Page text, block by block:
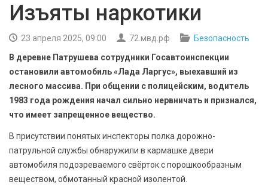
КУЛЬТУРА
АРХИВ PDF
Изъяты наркотики
23 апреля 2025, 09:00 72.мвд.рф
Безопасность
В деревне Патрушева сотрудники Госавтоинспекции
остановили автомобиль «Лада Ларгус», выехавший из
лесного массива. При общении с полицейским, водитель
1983 года рождения начал сильно нервничать и признался,
что имеет запрещенное вещество.
В присутствии понятых инспекторы полка дорожно-
патрульной службы обнаружили в кармашке двери
автомобиля подозреваемого свёрток с порошкообразным
веществом, обмотанный красной изолентой.